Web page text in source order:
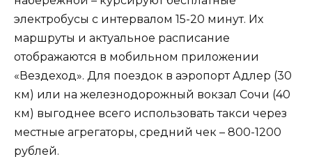
электробусы с интервалом 15-20 минут. Их
маршруты и актуальное расписание
отображаются в мобильном приложении
«Вездеход». Для поездок в аэропорт Адлер (30
км) или на железнодорожный вокзал Сочи (40
км) выгоднее всего использовать такси через
местные агрегаторы, средний чек – 800-1200
рублей.